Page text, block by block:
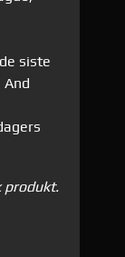
siste
And
produkt.